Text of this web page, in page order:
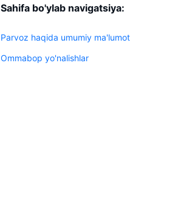
Sahifa bo'ylab navigatsiya:
Parvoz haqida umumiy ma'lumot
Ommabop yo'nalishlar